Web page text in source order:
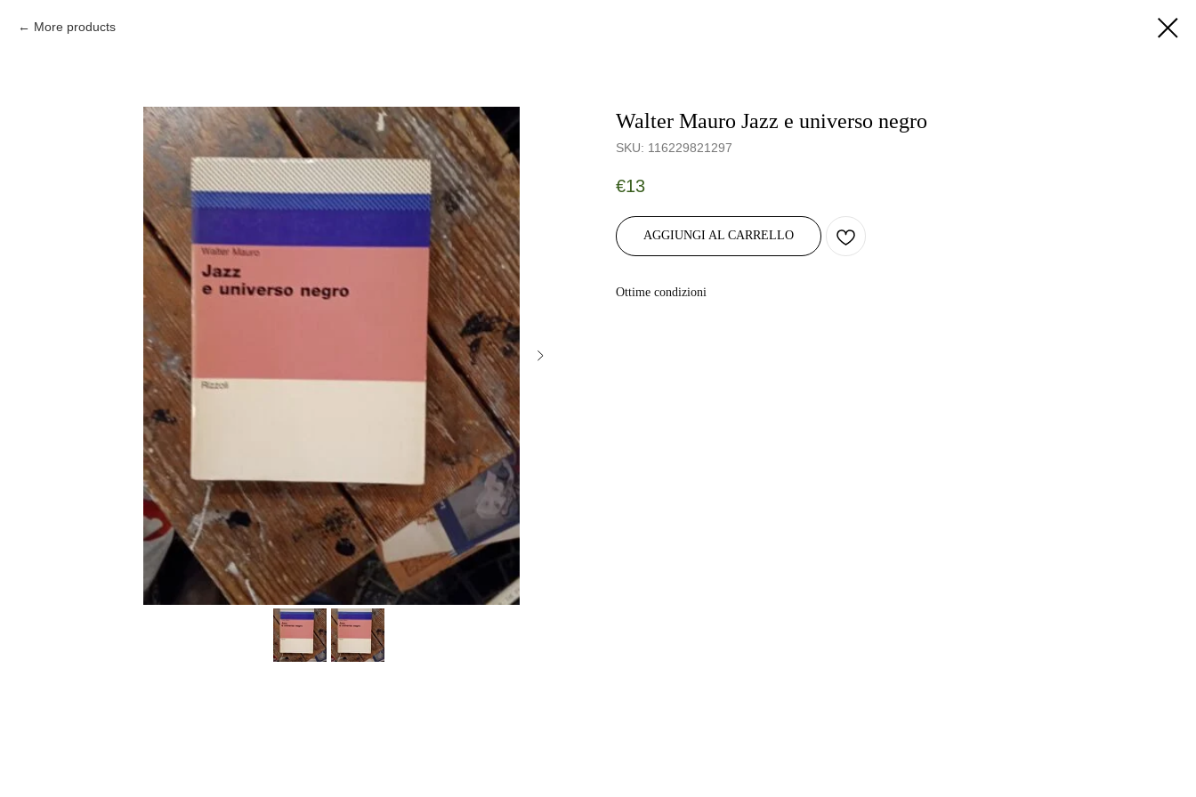
More products
Walter Mauro Jazz e universo negro
SKU: 116229821297
€13
AGGIUNGI AL CARRELLO
Ottime condizioni